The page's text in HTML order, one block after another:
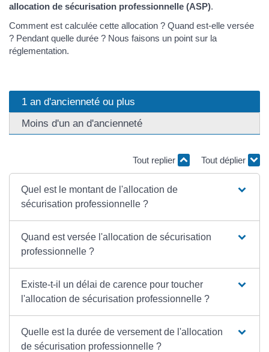
allocation de sécurisation professionnelle (ASP).
Comment est calculée cette allocation ? Quand est-elle versée
? Pendant quelle durée ? Nous faisons un point sur la
réglementation.
1 an d'ancienneté ou plus
Moins d'un an d'ancienneté
Tout replier Tout déplier
Quel est le montant de l'allocation de
sécurisation professionnelle ?
Quand est versée l'allocation de sécurisation
professionnelle ?
Existe-t-il un délai de carence pour toucher
l'allocation de sécurisation professionnelle ?
Quelle est la durée de versement de l'allocation
de sécurisation professionnelle ?